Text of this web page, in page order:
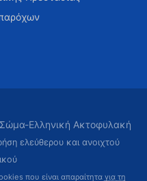
Ελληνική Ακτοφυλακή
ελεύθερου και ανοιχτού
που είναι απαραίτητα για τη